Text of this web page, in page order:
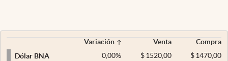
Variación Venta
Compra
Dólar BNA
0,00% $ 1520,00 $1470,00